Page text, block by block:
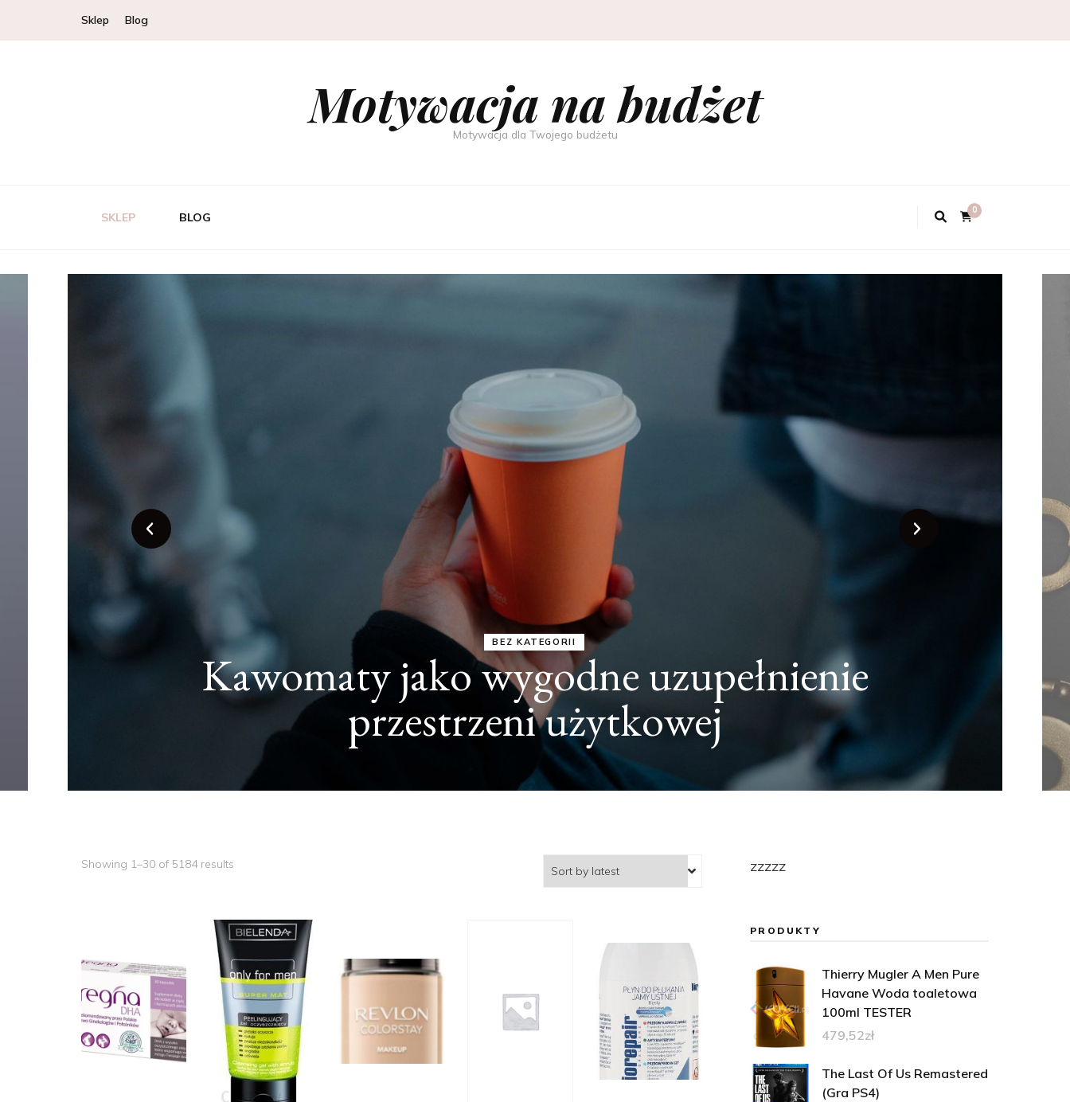
Sklep Blog
Motywacja na budżet
Motywacja dla Twojego budżetu
SKLEP BLOG
0
BEZ KATEGORII
Malowanie proszkowe, śrutowanie i
piaskowanie — kompleksowa ochrona stali
Showing 1–30 of 5184 results zzzzz
PRODUKTY
Thierry Mugler A Men Pure
Havane Woda toaletowa
100ml TESTER
479,52zł
The Last Of Us Remastered
(Gra PS4)